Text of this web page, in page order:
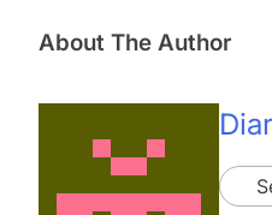
About The Author